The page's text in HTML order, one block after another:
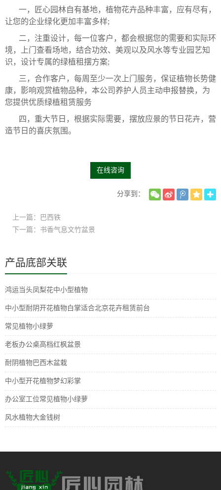
一，匠心园林自有基地，植物花卉品种丰富，应有尽有，
让您的企业绿化更加丰富多样;
二，注重设计，每一位客户，都会根据您的需要和实际环
境，上门查看场地，结合功效、美观以及风水等专业园艺知
识，设计专属的绿植租摆方案;
三，合作客户，每周至少一次上门服务，保证植物长势健
康，影响观赏植物品种，本公司养护人员主动申报替换，为
您提供优质绿植租赁服务
四，重大节日，根据实际需要，摆放应景的节日花卉，营
造节日的喜庆氛围。
在线咨询
分享到：
上一篇：巴西铁
下一篇：书香气息文竹盆景
产品底部关联
鸿运当头凤梨花中小型植物
中小型耐阴开花植物白掌适合北京花卉租赁前台
常见植物小绿萝
老板办公桌高档红枫盆景
耐阴植物巴西木盆栽
中小型开花植物梦幻彩掌
办公室工位常见植物小绿萝
风水植物大金钱树